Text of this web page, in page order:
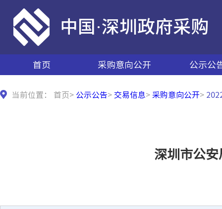
中国·深圳政府采购
首页 采购意向公开 公示公
当前位置： 首页> 公示公告> 交易信息>采购意向公开>
深圳市公